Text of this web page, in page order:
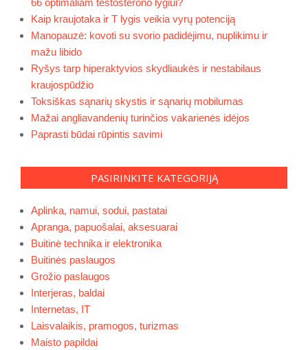
Kaip kraujotaka ir T lygis veikia vyrų potenciją
Manopauzė: kovoti su svorio padidėjimu, nuplikimu ir
mažu libido
Ryšys tarp hiperaktyvios skydliaukės ir nestabilaus
kraujospūdžio
Toksiškas sąnarių skystis ir sąnarių mobilumas
Mažai angliavandenių turinčios vakarienės idėjos
Paprasti būdai rūpintis savimi
PASIRINKITE KATEGORIJĄ
Aplinka, namui, sodui, pastatai
Apranga, papuošalai, aksesuarai
Buitinė technika ir elektronika
Buitinės paslaugos
Grožio paslaugos
Interjeras, baldai
Internetas, IT
Laisvalaikis, pramogos, turizmas
Maisto papildai